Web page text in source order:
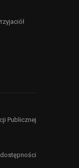
Publicznej